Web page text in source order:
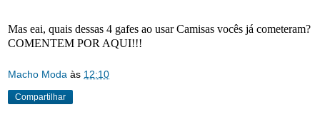
Mas eai, quais dessas 4 gafes ao usar Camisas vocês já cometeram?
COMENTEM POR AQUI!!!
Macho Moda às 12:10
Compartilhar